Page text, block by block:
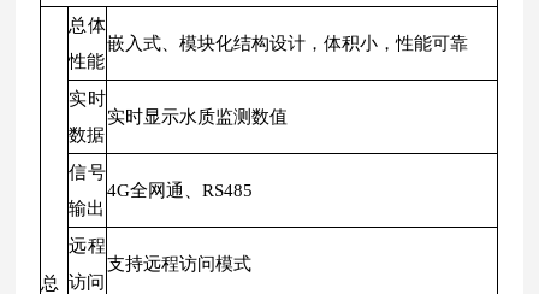
总
总体
性能
嵌入式、模块化结构设计，体积小，性能可靠
实时
数据
实时显示水质监测数值
信号
输出
4G全网通、RS485
远程
访问
支持远程访问模式